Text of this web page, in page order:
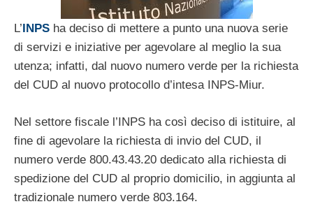
L’INPS ha deciso di mettere a punto una nuova serie
di servizi e iniziative per agevolare al meglio la sua
utenza; infatti, dal nuovo numero verde per la richiesta
del CUD al nuovo protocollo d’intesa INPS-Miur.
Nel settore fiscale l’INPS ha così deciso di istituire, al
fine di agevolare la richiesta di invio del CUD, il
numero verde 800.43.43.20 dedicato alla richiesta di
spedizione del CUD al proprio domicilio, in aggiunta al
tradizionale numero verde 803.164.